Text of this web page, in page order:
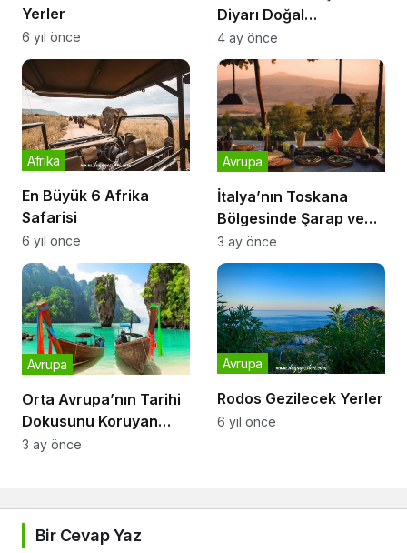
Yerler
6 yıl önce
Diyarı Doğal
Fenomenleri
4 ay önce
En Büyük 6 Afrika
Safarisi
Afrika
6 yıl önce
İtalya’nın Toskana
Bölgesinde Şarap ve
Gastronomi Yolculuğu
Avrupa
3 ay önce
Orta Avrupa’nın Tarihi
Dokusunu Koruyan
Orta Çağ Kasabaları
Avrupa
3 ay önce
Rodos Gezilecek Yerler
Avrupa
6 yıl önce
Bir Cevap Yaz